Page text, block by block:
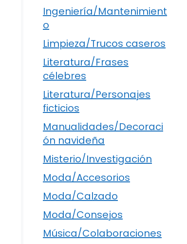
Ingeniería/Mantenimient
o
Limpieza/Trucos caseros
Literatura/Frases
célebres
Literatura/Personajes
ficticios
Manualidades/Decoraci
ón navideña
Misterio/Investigación
Moda/Accesorios
Moda/Calzado
Moda/Consejos
Música/Colaboraciones